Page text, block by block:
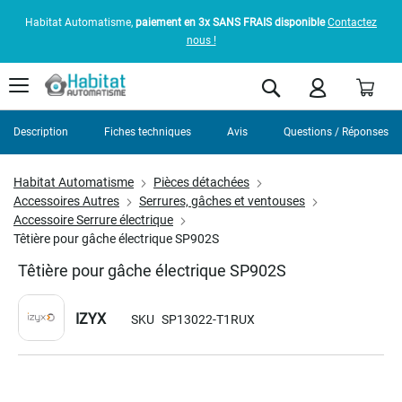
Habitat Automatisme, paiement en 3x SANS FRAIS disponible Contactez
nous !
Rechercher
Habitat Automatisme
Pièces détachées
Accessoires Autres
Serrures, gâches et ventouses
Accessoire Serrure électrique
Têtière pour gâche électrique SP902S
Têtière pour gâche électrique SP902S
IZYX SKU SP13022-T1RUX
Description Fiches techniques Avis Questions / Réponses